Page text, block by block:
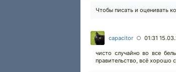
Чтобы писать и оценивать
capacitor ○ 01:31
чисто случайно во все
правительство, всё хорошо